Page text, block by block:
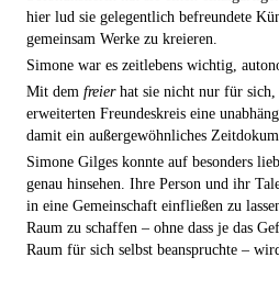
hier lud sie gelegentlich befreundete
gemeinsam Werke zu kreieren.
Simone war es zeitlebens wichtig,
Mit dem freierhat sie nicht nur für sich,
erweiterten Freundeskreis eine
damit ein außergewöhnliches
Simone Gilges konnte auf besonders
genau hinsehen. Ihre Person und ihr
in eine Gemeinschaft einfließen zu
Raum zu schaffen – ohne dass je das
Raum für sich selbst beanspruchte –